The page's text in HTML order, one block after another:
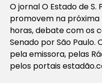
O jornal O Estado de S.
promovem na
horas, debate com os
Senado por São
pela emissora, pelas
pelos portais